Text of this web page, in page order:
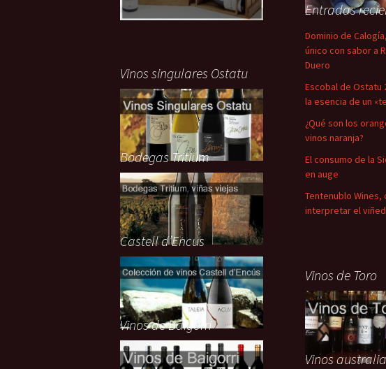
Entradas
Dominio de
único con sabor a
Duero
Escobal de Ostatu
la esencia de un
¿Qué son los
vinos naranja?
El consumo de la
en auge
Tentenublo
interpretar el
Vinos singulares Ostatu
Bodegas Tritium
Castell d’Encus
Vinos de Toro
Vinos de Baigorri
Vinos